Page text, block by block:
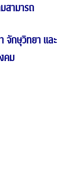
สามารถ
จักษุวิทยา และ
คม